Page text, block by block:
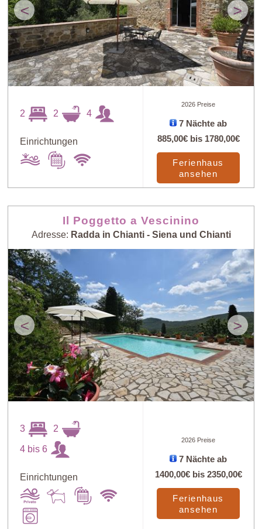
< >
2 2 4
Einrichtungen
2026 Preise
7 Nächte ab
885,00€bis 1780,00€
Ferienhaus
ansehen
Il Poggetto a Vescinino
Adresse: Radda in Chianti - Siena und Chianti
< >
3 2
4 bis 6
Einrichtungen
2026 Preise
7 Nächte ab
1400,00€bis 2350,00€
Ferienhaus
ansehen